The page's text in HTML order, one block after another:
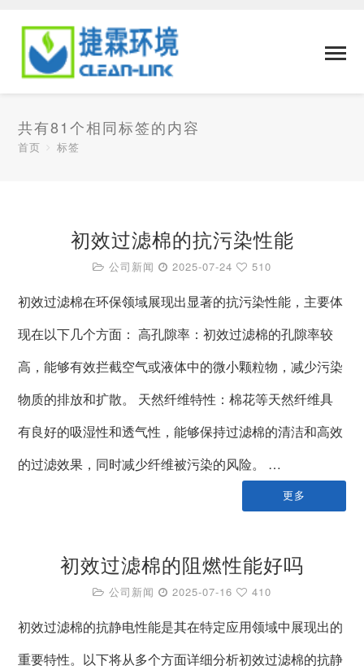
共有81个相同标签的内容
首页 标签
初效过滤棉的抗污染性能
公司新闻 2025-07-24 510
初效过滤棉在环保领域展现出显著的抗污染性能，主要体
现在以下几个方面： 高孔隙率：初效过滤棉的孔隙率较
高，能够有效拦截空气或液体中的微小颗粒物，减少污染
物质的排放和扩散。 天然纤维特性：棉花等天然纤维具
有良好的吸湿性和透气性，能够保持过滤棉的清洁和高效
的过滤效果，同时减少纤维被污染的风险。 …
更多
初效过滤棉的阻燃性能好吗
公司新闻 2025-07-16 410
初效过滤棉的抗静电性能是其在特定应用领域中展现出的
重要特性。以下将从多个方面详细分析初效过滤棉的抗静